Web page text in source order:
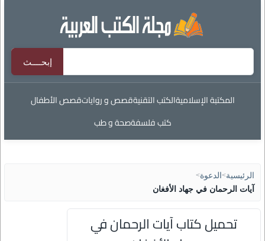
المكتبة الإسلاميةالكتب التقنيةقصص و رواياتقصص الأطفال
كتب فلسفةصحة و طب
الرئيسية> الدعوة>
آيات الرحمان في جهاد الأفغان
تحميل كتاب آيات الرحمان في